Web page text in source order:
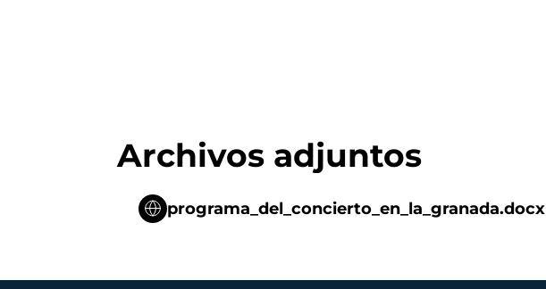
Archivos adjuntos
programa_del_concierto_en_la_granada.docx